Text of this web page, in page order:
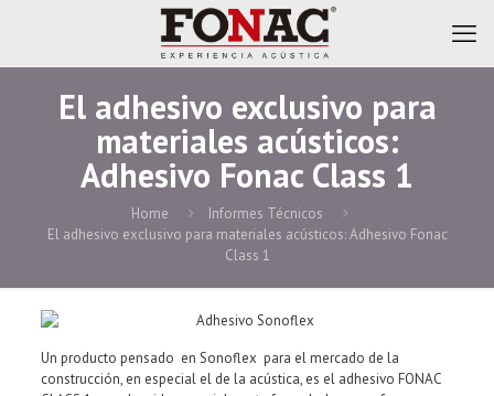
El adhesivo exclusivo para
materiales acústicos:
Adhesivo Fonac Class 1
Home
Informes Técnicos
El adhesivo exclusivo para materiales acústicos: Adhesivo Fonac
Class 1
Un producto pensado en Sonoflex para el mercado de la
construcción, en especial el de la acústica, es el adhesivo FONAC